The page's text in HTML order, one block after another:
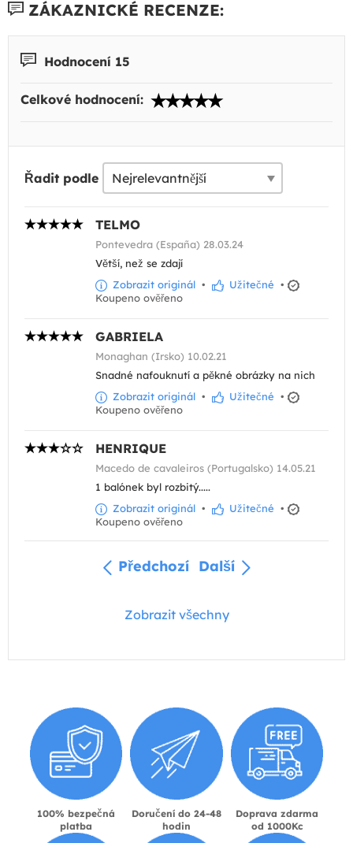
ZÁKAZNICKÉ RECENZE:
Hodnocení 15
Celkové hodnocení:
Řadit podle
TELMO
Pontevedra (España) 28.03.24
Větší, než se zdají
Zobrazit originál • Užitečné •
Koupeno ověřeno
GABRIELA
Monaghan (Irsko) 10.02.21
Snadné nafouknutí a pěkné obrázky na nich
Zobrazit originál • Užitečné •
Koupeno ověřeno
HENRIQUE
Macedo de cavaleiros (Portugalsko) 14.05.21
1 balónek byl rozbitý.....
Zobrazit originál • Užitečné •
Koupeno ověřeno
Předchozí Další
Zobrazit všechny
100% bezpečná
platba
Doručení do 24-48
hodin
Doprava zdarma
od 1000Kc